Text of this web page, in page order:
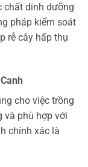
chất dinh dưỡng
pháp kiểm soát
rễ cây hấp thụ
cho việc trồng
và phù hợp với
chính xác là